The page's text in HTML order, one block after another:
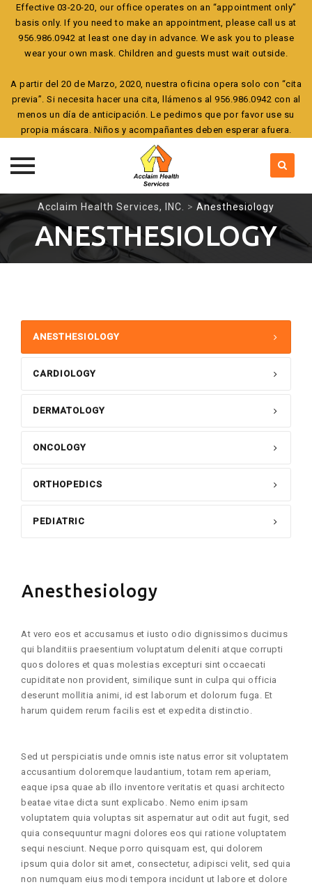
Effective 03-20-20, our office operates on an “appointment only”
basis only. If you need to make an appointment, please call us at
956.986.0942 at least one day in advance. We ask you to please
wear your own mask. Children and guests must wait outside.
A partir del 20 de Marzo, 2020, nuestra oficina opera solo con “cita
previa”. Si necesita hacer una cita, llámenos al 956.986.0942 con al
menos un día de anticipación. Le pedimos que por favor use su
propia máscara. Niños y acompañantes deben esperar afuera.
to
content
Acclaim Health Services, INC. > Anesthesiology
ANESTHESIOLOGY
ANESTHESIOLOGY
CARDIOLOGY
DERMATOLOGY
ONCOLOGY
ORTHOPEDICS
PEDIATRIC
Anesthesiology
At vero eos et accusamus et iusto odio dignissimos ducimus
qui blanditiis praesentium voluptatum deleniti atque corrupti
quos dolores et quas molestias excepturi sint occaecati
cupiditate non provident, similique sunt in culpa qui officia
deserunt mollitia animi, id est laborum et dolorum fuga. Et
harum quidem rerum facilis est et expedita distinctio.
Sed ut perspiciatis unde omnis iste natus error sit voluptatem
accusantium doloremque laudantium, totam rem aperiam,
eaque ipsa quae ab illo inventore veritatis et quasi architecto
beatae vitae dicta sunt explicabo. Nemo enim ipsam
voluptatem quia voluptas sit aspernatur aut odit aut fugit, sed
quia consequuntur magni dolores eos qui ratione voluptatem
sequi nesciunt. Neque porro quisquam est, qui dolorem
ipsum quia dolor sit amet, consectetur, adipisci velit, sed quia
non numquam eius modi tempora incidunt ut labore et dolore